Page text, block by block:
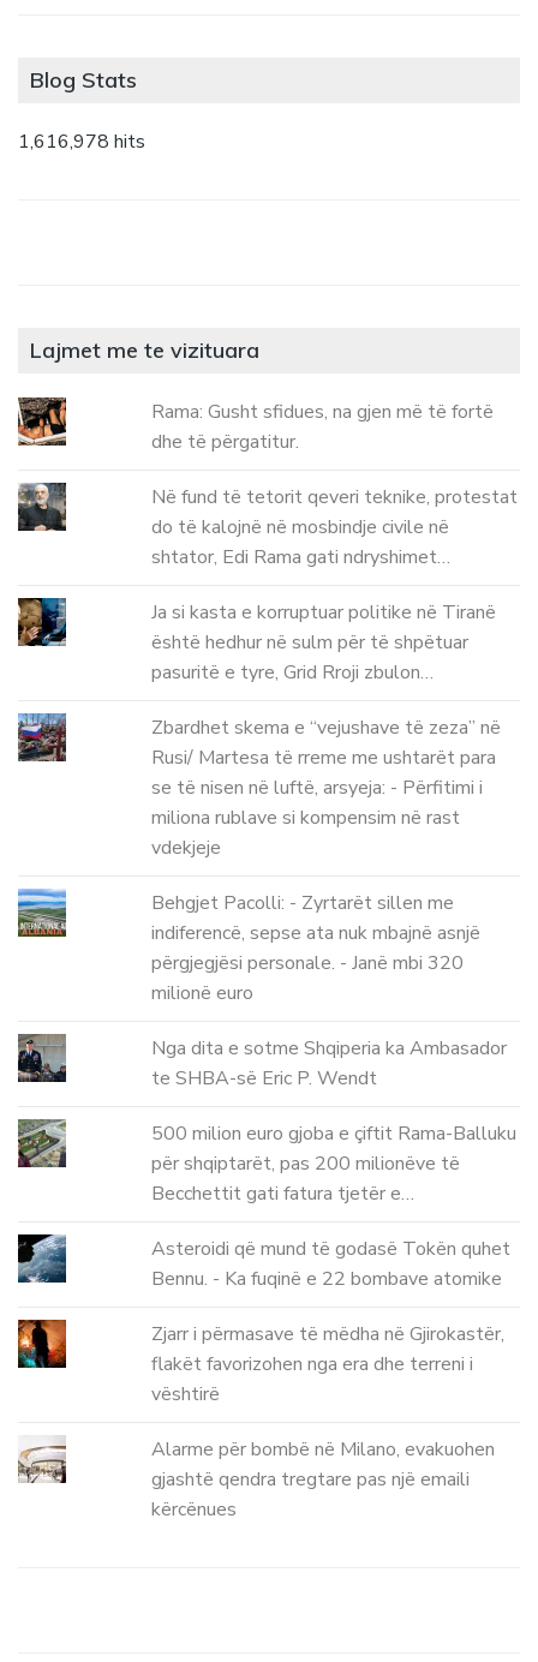
Blog Stats
1,616,978 hits
Lajmet me te vizituara
Rama: Gusht sfidues, na gjen më të fortë
dhe të përgatitur.
Në fund të tetorit qeveri teknike, protestat
do të kalojnë në mosbindje civile në
shtator, Edi Rama gati ndryshimet…
Ja si kasta e korruptuar politike në Tiranë
është hedhur në sulm për të shpëtuar
pasuritë e tyre, Grid Rroji zbulon…
Zbardhet skema e “vejushave të zeza” në
Rusi/ Martesa të rreme me ushtarët para
se të nisen në luftë, arsyeja: - Përfitimi i
miliona rublave si kompensim në rast
vdekjeje
Behgjet Pacolli: - Zyrtarët sillen me
indiferencë, sepse ata nuk mbajnë asnjë
përgjegjësi personale. - Janë mbi 320
milionë euro
Nga dita e sotme Shqiperia ka Ambasador
te SHBA-së Eric P. Wendt
500 milion euro gjoba e çiftit Rama-Balluku
për shqiptarët, pas 200 milionëve të
Becchettit gati fatura tjetër e…
Asteroidi që mund të godasë Tokën quhet
Bennu. - Ka fuqinë e 22 bombave atomike
Zjarr i përmasave të mëdha në Gjirokastër,
flakët favorizohen nga era dhe terreni i
vështirë
Alarme për bombë në Milano, evakuohen
gjashtë qendra tregtare pas një emaili
kërcënues